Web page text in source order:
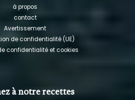
à propos
contact
Avertissement
de confidentialité (UE)
confidentialité et cookies
à notre recettes